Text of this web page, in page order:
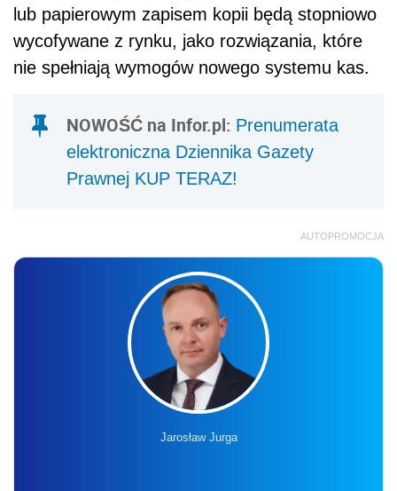
lub papierowym zapisem kopii będą stopniowo
wycofywane z rynku, jako rozwiązania, które
nie spełniają wymogów nowego systemu kas.
NOWOŚĆ na Infor.pl: Prenumerata
elektroniczna Dziennika Gazety
Prawnej KUP TERAZ!
AUTOPROMOCJA
Jarosław Jurga